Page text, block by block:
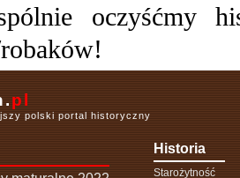
oczyśćmy
pl
polski portal historyczny
Historia
Starożytność